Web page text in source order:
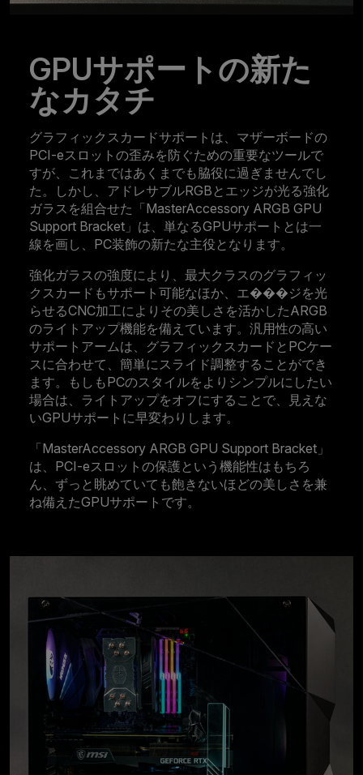
GPUサポートの新た
なカタチ
グラフィックスカードサポートは、マザーボードの
PCI-eスロットの歪みを防ぐための重要なツールで
すが、これまではあくまでも脇役に過ぎませんでし
た。しかし、アドレサブルRGBとエッジが光る強化
ガラスを組合せた「MasterAccessory ARGB GPU
Support Bracket」は、単なるGPUサポートとは一
線を画し、PC装飾の新たな主役となります。
強化ガラスの強度により、最大クラスのグラフィッ
クスカードもサポート可能なほか、エ���ジを光
らせるCNC加工によりその美しさを活かしたARGB
のライトアップ機能を備えています。汎用性の高い
サポートアームは、グラフィックスカードとPCケー
スに合わせて、簡単にスライド調整することができ
ます。もしもPCのスタイルをよりシンプルにしたい
場合は、ライトアップをオフにすることで、見えな
いGPUサポートに早変わりします。
「MasterAccessory ARGB GPU Support Bracket」
は、PCI-eスロットの保護という機能性はもちろ
ん、ずっと眺めていても飽きないほどの美しさを兼
ね備えたGPUサポートです。